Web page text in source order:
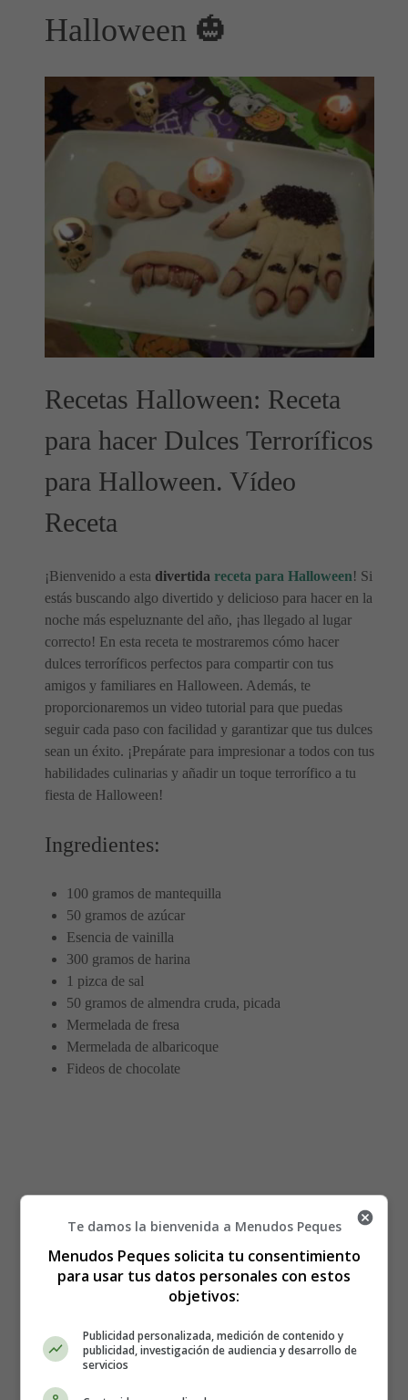
Halloween 🎃
Recetas Halloween: Receta
para hacer Dulces Terroríficos
para Halloween. Vídeo
Receta
¡Bienvenido a esta divertida receta para Halloween! Si
estás buscando algo divertido y delicioso para hacer en la
noche más espeluznante del año, ¡has llegado al lugar
correcto! En esta receta te mostraremos cómo hacer
dulces terroríficos perfectos para compartir con tus
amigos y familiares en Halloween. Además, te
proporcionaremos un video tutorial para que puedas
seguir cada paso con facilidad y garantizar que tus dulces
sean un éxito. ¡Prepárate para impresionar a todos con tus
habilidades culinarias y añadir un toque terrorífico a tu
fiesta de Halloween!
Ingredientes:
100 gramos de mantequilla
50 gramos de azúcar
Esencia de vainilla
300 gramos de harina
1 pizca de sal
50 gramos de almendra cruda, picada
Mermelada de fresa
Mermelada de albaricoque
Fideos de chocolate
Te damos la bienvenida a Menudos Peques
Menudos Peques solicita tu consentimiento
para usar tus datos personales con estos
objetivos:
Publicidad personalizada, medición de contenido y
publicidad, investigación de audiencia y desarrollo de
servicios